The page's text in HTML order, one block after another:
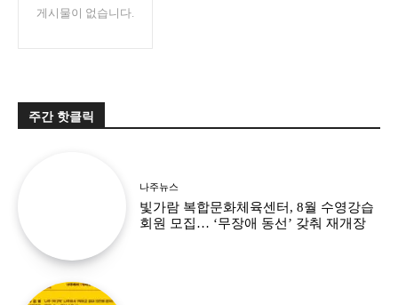
게시물이 없습니다.
주간 핫클릭
나주뉴스
빛가람 복합문화체육센터, 8월 수영강습
회원 모집… ‘무장애 동선’ 갖춰 재개장